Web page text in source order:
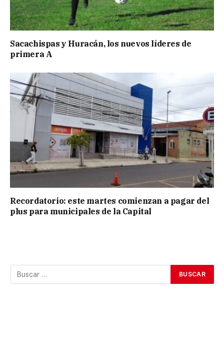
Sacachispas y Huracán, los nuevos líderes de
primera A
Recordatorio: este martes comienzan a pagar del
plus para municipales de la Capital